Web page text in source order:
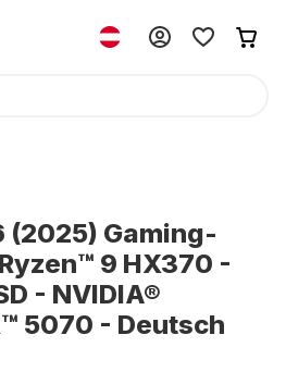
(2025) Gaming-
9 HX370 -
- NVIDIA®
5070 - Deutsch